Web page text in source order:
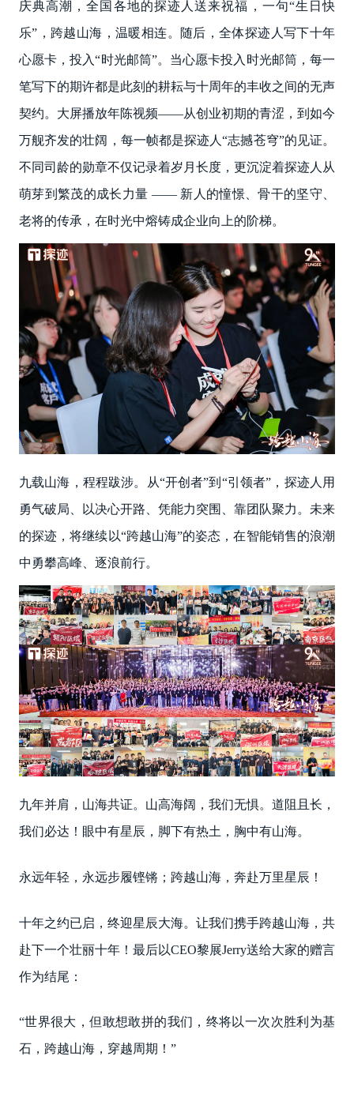
庆典高潮，全国各地的探迹人送来祝福，一句“生日快
乐”，跨越山海，温暖相连。随后，全体探迹人写下十年
心愿卡，投入“时光邮筒”。当心愿卡投入时光邮筒，每一
笔写下的期许都是此刻的耕耘与十周年的丰收之间的无声
契约。大屏播放年陈视频——从创业初期的青涩，到如今
万舰齐发的壮阔，每一帧都是探迹人“志撼苍穹”的见证。
不同司龄的勋章不仅记录着岁月长度，更沉淀着探迹人从
萌芽到繁茂的成长力量 —— 新人的憧憬、骨干的坚守、
老将的传承，在时光中熔铸成企业向上的阶梯。
九载山海，程程跋涉。从“开创者”到“引领者”，探迹人用
勇气破局、以决心开路、凭能力突围、靠团队聚力。未来
的探迹，将继续以“跨越山海”的姿态，在智能销售的浪潮
中勇攀高峰、逐浪前行。
九年并肩，山海共证。山高海阔，我们无惧。道阻且长，
我们必达！眼中有星辰，脚下有热土，胸中有山海。
永远年轻，永远步履铿锵；跨越山海，奔赴万里星辰！
十年之约已启，终迎星辰大海。让我们携手跨越山海，共
赴下一个壮丽十年！最后以CEO黎展Jerry送给大家的赠言
作为结尾：
“世界很大，但敢想敢拼的我们，终将以一次次胜利为基
石，跨越山海，穿越周期！”